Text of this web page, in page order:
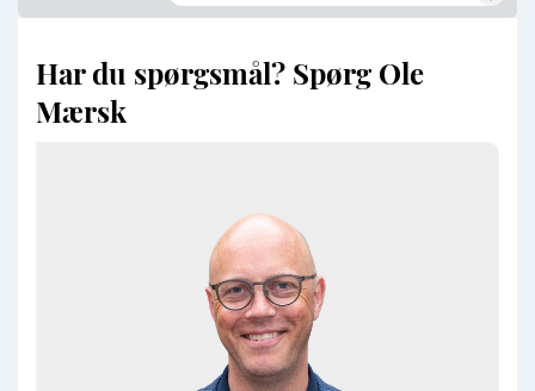
Har du spørgsmål? Spørg Ole
Mærsk